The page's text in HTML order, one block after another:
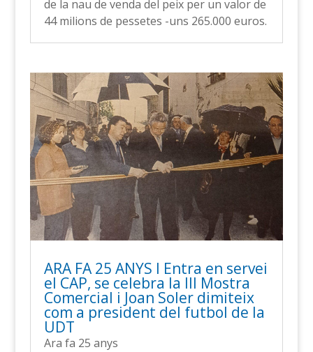
de la nau de venda del peix per un valor de
44 milions de pessetes -uns 265.000 euros.
ARA FA 25 ANYS l Entra en servei
el CAP, se celebra la III Mostra
Comercial i Joan Soler dimiteix
com a president del futbol de la
UDT
Ara fa 25 anys